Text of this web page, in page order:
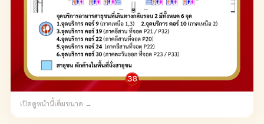
เปิดดูหน้านี้เต็มขนาด →